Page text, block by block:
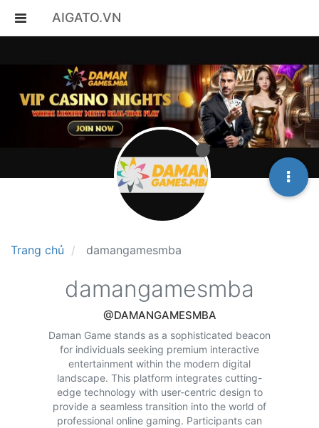
AIGATO.VN
Trang chủ damangamesmba
damangamesmba
@DAMANGAMESMBA
Daman Game stands as a sophisticated beacon
for individuals seeking premium interactive
entertainment within the modern digital
landscape. This platform integrates cutting-
edge technology with user-centric design to
provide a seamless transition into the world of
professional online gaming. Participants can